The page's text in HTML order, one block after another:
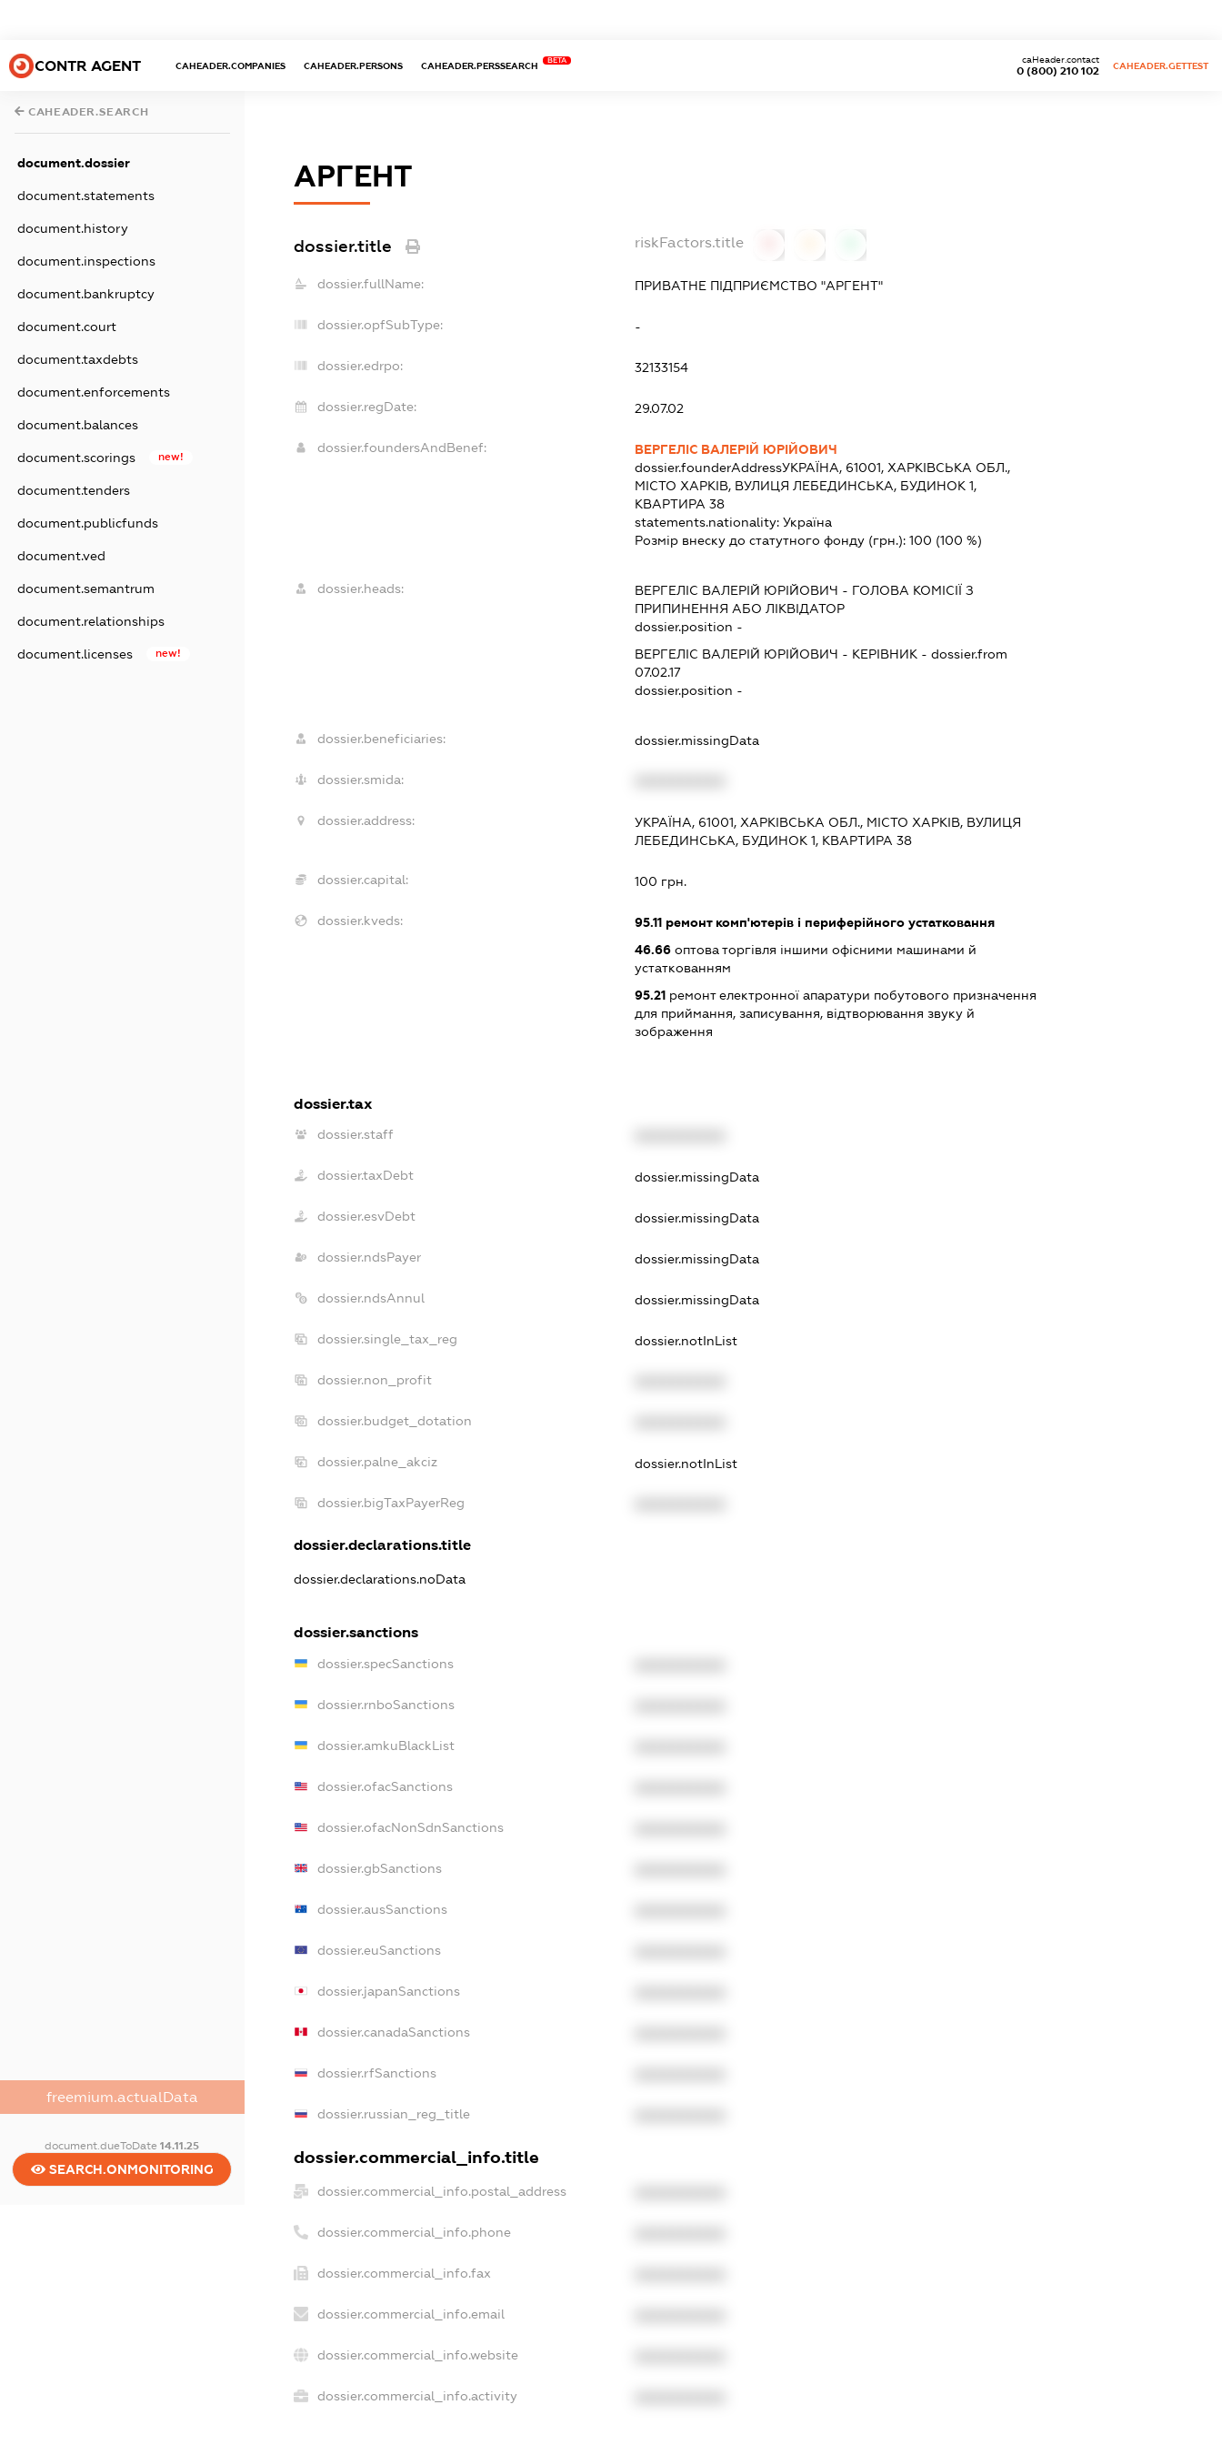
CONTR AGENT CAHEADER.COMPANIES CAHEADER.PERSONS CAHEADER.PERSSEARCH
BETA
0 (800) 210 102
caHeader.contact
CAHEADER.GETTEST
CAHEADER.SEARCH
document.dossier
document.statements
document.history
document.inspections
document.bankruptcy
document.court
document.taxdebts
document.enforcements
document.balances
document.scorings new!
document.tenders
document.publicfunds
document.ved
document.semantrum
document.relationships
document.licenses new!
freemium.actualData
document.dueToDate14.11.25
SEARCH.ONMONITORING
АРГЕНТ
dossier.title riskFactors.title
dossier.fullName: ПРИВАТНЕ ПІДПРИЄМСТВО "АРГЕНТ"
dossier.opfSubType: -
dossier.edrpo: 32133154
dossier.regDate: 29.07.02
dossier.foundersAndBenef:
ВЕРГЕЛІС ВАЛЕРІЙ ЮРІЙОВИЧ
dossier.founderAddressУКРАЇНА, 61001, ХАРКІВСЬКА ОБЛ.,
МІСТО ХАРКІВ, ВУЛИЦЯ ЛЕБЕДИНСЬКА, БУДИНОК 1,
КВАРТИРА 38
statements.nationality: Україна
Розмір внеску до статутного фонду (грн.): 100 (100 %)
dossier.heads: ВЕРГЕЛІС ВАЛЕРІЙ ЮРІЙОВИЧ - ГОЛОВА КОМІСІЇ З
ПРИПИНЕННЯ АБО ЛІКВІДАТОР
dossier.position -
ВЕРГЕЛІС ВАЛЕРІЙ ЮРІЙОВИЧ - КЕРІВНИК - dossier.from
07.02.17
dossier.position -
dossier.beneficiaries: dossier.missingData
dossier.smida:
dossier.address:
УКРАЇНА, 61001, ХАРКІВСЬКА ОБЛ., МІСТО ХАРКІВ, ВУЛИЦЯ
ЛЕБЕДИНСЬКА, БУДИНОК 1, КВАРТИРА 38
dossier.capital: 100 грн.
dossier.kveds: 95.11ремонт комп'ютерів і периферійного устатковання
46.66оптова торгівля іншими офісними машинами й
устаткованням
95.21ремонт електронної апаратури побутового призначення
для приймання, записування, відтворювання звуку й
зображення
dossier.tax
dossier.staff
dossier.taxDebt dossier.missingData
dossier.esvDebt dossier.missingData
dossier.ndsPayer dossier.missingData
dossier.ndsAnnul dossier.missingData
dossier.single_tax_reg dossier.notInList
dossier.non_profit
dossier.budget_dotation
dossier.palne_akciz dossier.notInList
dossier.bigTaxPayerReg
dossier.declarations.title
dossier.declarations.noData
dossier.sanctions
dossier.specSanctions
dossier.rnboSanctions
dossier.amkuBlackList
dossier.ofacSanctions
dossier.ofacNonSdnSanctions
dossier.gbSanctions
dossier.ausSanctions
dossier.euSanctions
dossier.japanSanctions
dossier.canadaSanctions
dossier.rfSanctions
dossier.russian_reg_title
dossier.commercial_info.title
dossier.commercial_info.postal_address
dossier.commercial_info.phone
dossier.commercial_info.fax
dossier.commercial_info.email
dossier.commercial_info.website
dossier.commercial_info.activity